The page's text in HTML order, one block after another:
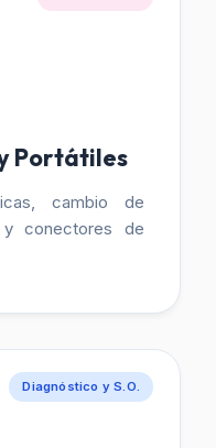
Portátiles
cambio de
y conectores de
Diagnóstico y S.O.